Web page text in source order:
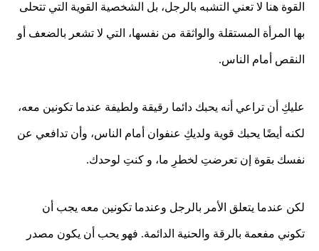
القوة هنا لا تعني التشبه بالرجل، بل الشخصية القوية التي تتحلى
بها المرأة المستقلة والواثقة من نفسها، التي لا تشعر بالضعف أو
النقص أمام الناس.
عليكِ أن تراعي أنه يحبك دائما رقيقة ولطيفة عندما تكونين معه،
لكنه أيضًا يحبك قوية ولديكِ عنفوان أمام الناس، وأن تدافعي عن
نفسك بقوة إن تعرضتِ لخطرِ ما، و كنتِ لوحدك.
لكن عندما يتعلق الأمر بالرجل وعندما تكونين معه يجب أن
تكوني مفعمة بالرقة والحنية الدائمة. فهو يحب أن يكون مصدر